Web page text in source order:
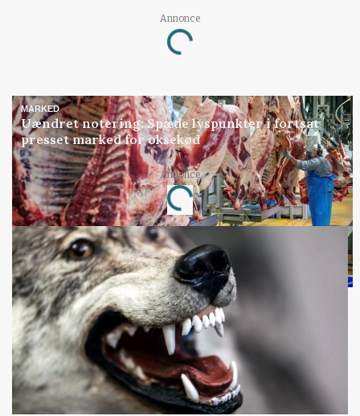
Annonce
Loading...
MARKED
Uændret notering: Spæde lyspunkter i fortsat
presset marked for oksekød
Annonce
Loading...